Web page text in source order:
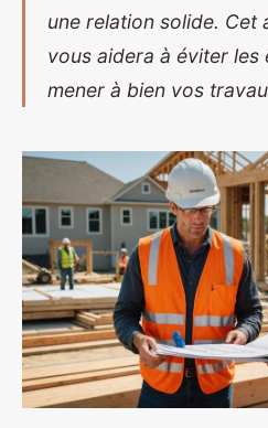
une relation solide. Cet
vous aidera à éviter les
mener à bien vos